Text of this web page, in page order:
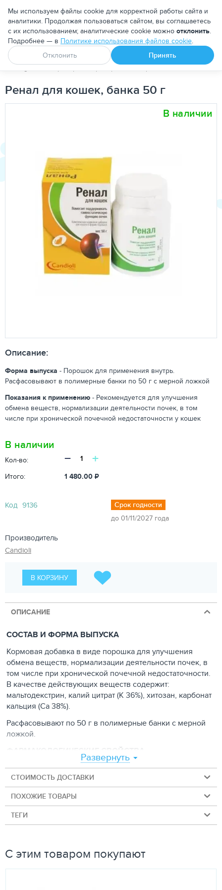
Москва
Апоквел Ветмедин От блох и клещей
PetDog Ветеринарные препараты При заболеваниях
Ренал для кошек, банка 50 г
В наличии
Описание:
Форма выпуска - Порошок для применения внутрь.
Расфасовывают в полимерные банки по 50 г с мерной ложкой
Показания к применению - Рекомендуется для улучшения
обмена веществ, нормализации деятельности почек, в том
числе при хронической почечной недостаточности у кошек
В наличии
Кол-во: − +
Итого: 1 480.00 ₽
Код 9136
Срок годности
до 01/11/2027 года
Производитель
Candioli
В КОРЗИНУ
ОПИСАНИЕ
СОСТАВ И ФОРМА ВЫПУСКА
Кормовая добавка в виде порошка для улучшения
обмена веществ, нормализации деятельности почек, в
том числе при хронической почечной недостаточности.
В качестве действующих веществ содержит:
мальтодекстрин, калий цитрат (К 36%), хитозан, карбонат
кальция (Са 38%).
Расфасовывают по 50 г в полимерные банки с мерной
ложкой.
ФАРМАКОЛОГИЧЕСКИЕ СВОЙСТВА
Компоненты препарата связывают излишки фосфатов в
пище (карбонат кальция) и кальция в моче (цитрат
калия), снижая их биологическую доступность;
способствуют связыванию уремических токсинов
(хитозан) и улучшению состояния животного. Карбонат
кальция образует с фосфатами корма прочные
оказывает алкализирующее действие. Цитрат калия
связывает кальций в моче, предотвращая тем самым
Развернуть
СТОИМОСТЬ ДОСТАВКИ
ПОХОЖИЕ ТОВАРЫ
ТЕГИ
С этим товаром покупают
Мы используем файлы cookie для корректной работы сайта и
аналитики. Продолжая пользоваться сайтом, вы соглашаетесь
с их использованием; аналитические cookie можно отклонить.
Подробнее — в Политике использования файлов cookie.
Отклонить
Принять